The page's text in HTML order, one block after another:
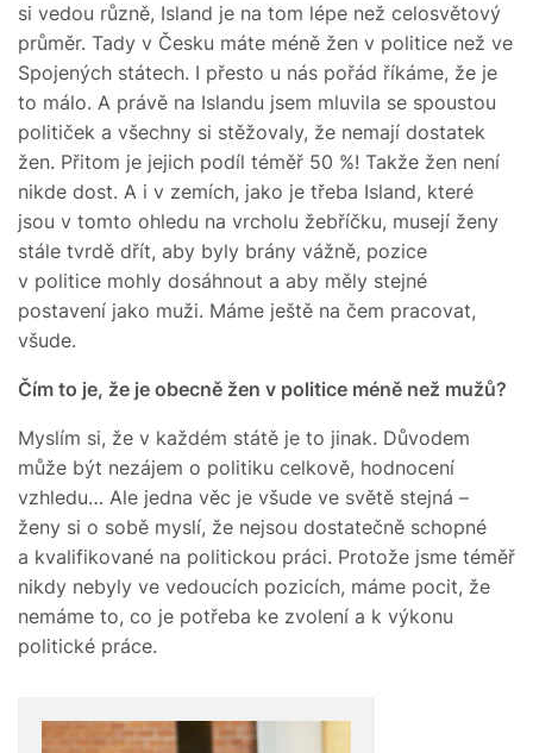
si vedou různě, Island je na tom lépe než celosvětový
průměr. Tady v Česku máte méně žen v politice než ve
Spojených státech. I přesto u nás pořád říkáme, že je
to málo. A právě na Islandu jsem mluvila se spoustou
političek a všechny si stěžovaly, že nemají dostatek
žen. Přitom je jejich podíl téměř 50 %! Takže žen není
nikde dost. A i v zemích, jako je třeba Island, které
jsou v tomto ohledu na vrcholu žebříčku, musejí ženy
stále tvrdě dřít, aby byly brány vážně, pozice
v politice mohly dosáhnout a aby měly stejné
postavení jako muži. Máme ještě na čem pracovat,
všude.
Čím to je, že je obecně žen v politice méně než mužů?
Myslím si, že v každém státě je to jinak. Důvodem
může být nezájem o politiku celkově, hodnocení
vzhledu… Ale jedna věc je všude ve světě stejná –
ženy si o sobě myslí, že nejsou dostatečně schopné
a kvalifikované na politickou práci. Protože jsme téměř
nikdy nebyly ve vedoucích pozicích, máme pocit, že
nemáme to, co je potřeba ke zvolení a k výkonu
politické práce.